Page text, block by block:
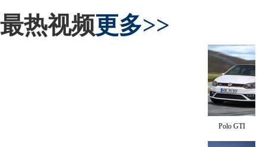
最热视频更多>>
Polo GTI